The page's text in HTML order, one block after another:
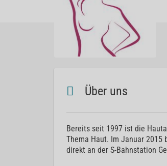
Über uns
Bereits seit 1997 ist die
Thema Haut. Im Januar 2015
direkt an der S-Bahnstation